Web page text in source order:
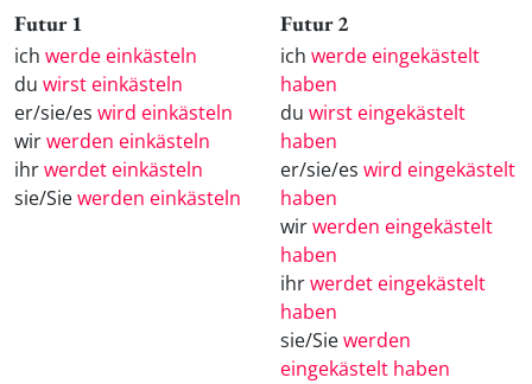
Futur 1
ich werde einkästeln
du wirst einkästeln
er/sie/es wird einkästeln
wirwerden einkästeln
ihrwerdet einkästeln
sie/Siewerden einkästeln
Futur 2
ich werde eingekästelt
haben
du wirst eingekästelt
haben
er/sie/es wird eingekästelt
haben
wirwerden eingekästelt
haben
ihrwerdet eingekästelt
haben
sie/Siewerden
eingekästelt haben